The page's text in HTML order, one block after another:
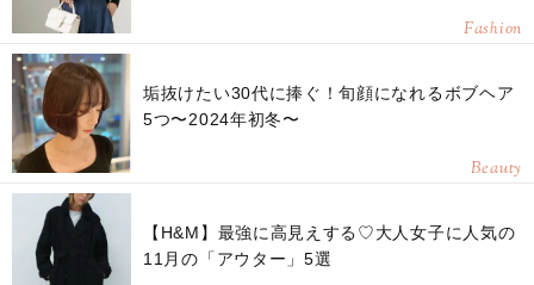
Fashion
垢抜けたい30代に捧ぐ！旬顔になれるボブヘア
5つ〜2024年初冬〜
Beauty
【H&M】最強に高見えする♡大人女子に人気の
11月の「アウター」5選